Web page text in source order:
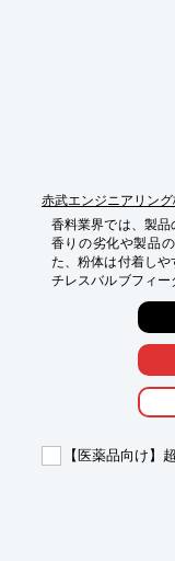
赤武エンジニアリン
香料業界では、製
香りの劣化や製品
た、粉体は付着し
チレスバルブフィー
物混入リスクを低
【活用シーン】
・香料原料の供給
・異物混入リスクの
・清掃性の向上
【医薬品向け】